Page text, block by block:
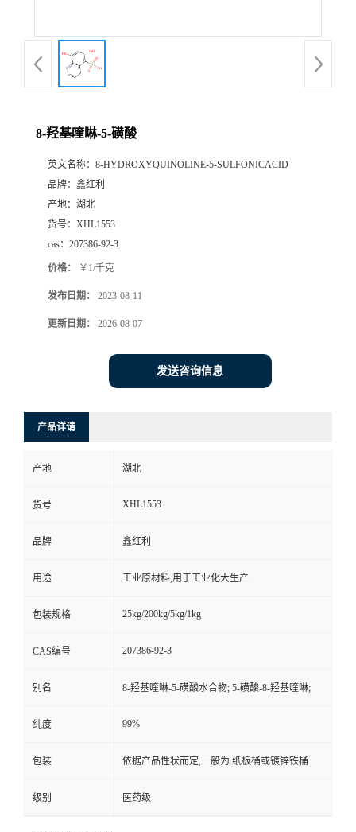
8-羟基喹啉-5-磺酸
英文名称： 8-HYDROXYQUINOLINE-5-SULFONICACID
品牌： 鑫红利
产地： 湖北
货号： XHL1553
cas： 207386-92-3
价格： ￥1/千克
发布日期： 2023-08-11
更新日期： 2026-08-07
发送咨询信息
产品详请
产地 湖北
货号 XHL1553
品牌 鑫红利
用途 工业原材料,用于工业化大生产
包装规格 25kg/200kg/5kg/1kg
CAS编号 207386-92-3
别名 8-羟基喹啉-5-磺酸水合物; 5-磺酸-8-羟基喹啉;
纯度 99%
包装 依据产品性状而定,一般为:纸板桶或镀锌铁桶
级别 医药级